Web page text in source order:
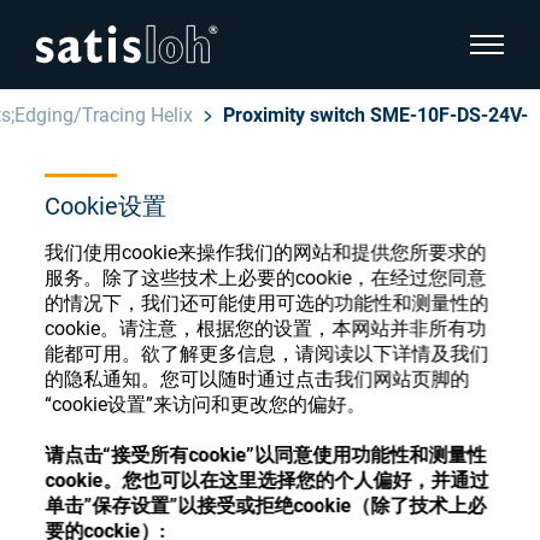
Cookie设置
我们使用cookie来操作我们的网站和提供您所要求的
服务。除了这些技术上必要的cookie，在经过您同意
的情况下，我们还可能使用可选的功能性和测量性的
cookie。请注意，根据您的设置，本网站并非所有功
能都可用。欲了解更多信息，请阅读以下详情及我们
的隐私通知。您可以随时通过点击我们网站页脚的
“cookie设置”来访问和更改您的偏好。
请点击“接受所有cookie”以同意使用功能性和测量性
cookie。您也可以在这里选择您的个人偏好，并通过
单击”保存设置”以接受或拒绝cookie（除了技术上必
要的cockie）:
显示页
汉语
眼镜光学
精密光学
我们是谁
加入我们
隐藏页面导航
English
Deutsch
Español
Français
Tracing Helix Proximity switch SME-10F-DS-24V-
眼镜光学耗材商店
注册或登录以访问您的帐户，并了解我们的各
种眼镜光学耗材
注册 登录